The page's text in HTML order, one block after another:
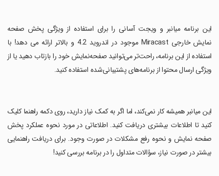
‏این برنامه میانبر و ویجت آسانی را برای استفاده از ویژگی پخش صفحه
نمایش خارجی Miracast موجود در اندروید 4.2 و بالاتر ارائه می دهد! با
استفاده از این برنامه، راحت‌تر می‌توانید صفحه‌نمایش خود را بازتاب دهید یا از
ویژگی ارسال محتوا از برنامه‌های پشتیبانی‌شده استفاده کنید.
‏این میانبر همیشه کار نمی‌کند، اما اگر به کمک نیاز دارید، روی دکمه راهنما کلیک
کنید تا اطلاعات بیشتری دریافت کنید. اطلاعاتی در مورد نحوه عملکرد پخش
صفحه نمایش و نحوه رفع مشکلات در صورت وجود. برای دریافت راهنمایی
بیشتر در صورت نیاز، سؤالات متداول را در برنامه بررسی کنید!